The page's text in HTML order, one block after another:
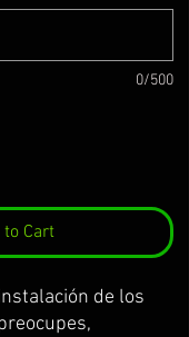
0/500
Cart
de los